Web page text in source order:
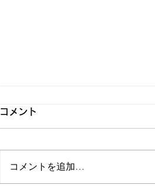
コメント
コメントを追加…